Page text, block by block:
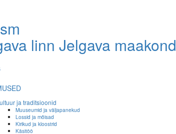
linn Jelgava maakond
ja traditsioonid
Muuseumid ja väljapanekud
Lossid ja mõisad
Kirikud ja kloostrid
Käsitöö